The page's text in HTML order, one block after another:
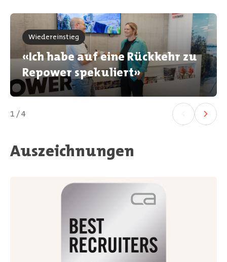
Wiedereinstieg
«Ich habe auf eine Rückkehr zu
Repower spekuliert»
1 / 4
Auszeichnungen